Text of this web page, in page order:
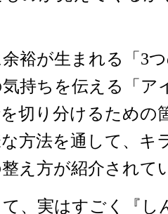
裕が生まれる「3
持ちを伝える「ア
切り分けるための
方法を通して、キ
え方が紹介されて
て、実はすごく『